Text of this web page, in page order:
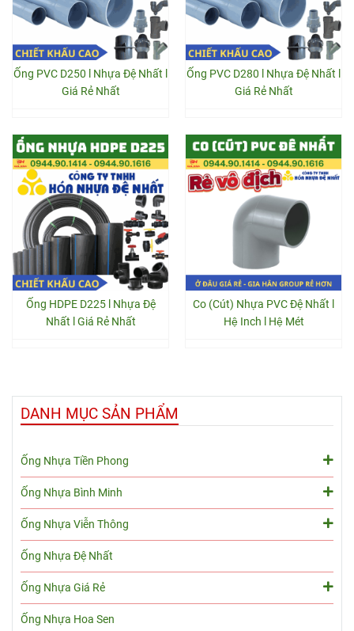
Ống PVC D250 l Nhựa Đệ Nhất l
Giá Rẻ Nhất
Ống PVC D280 l Nhựa Đệ Nhất l
Giá Rẻ Nhất
Ống HDPE D225 l Nhựa Đệ
Nhất l Giá Rẻ Nhất
Co (Cút) Nhựa PVC Đệ Nhất l
Hệ Inch l Hệ Mét
DANH MỤC SẢN PHẨM
Ống Nhựa Tiền Phong
Ống Nhựa Bình Minh
Ống Nhựa Viễn Thông
Ống Nhựa Đệ Nhất
Ống Nhựa Giá Rẻ
Ống Nhựa Hoa Sen